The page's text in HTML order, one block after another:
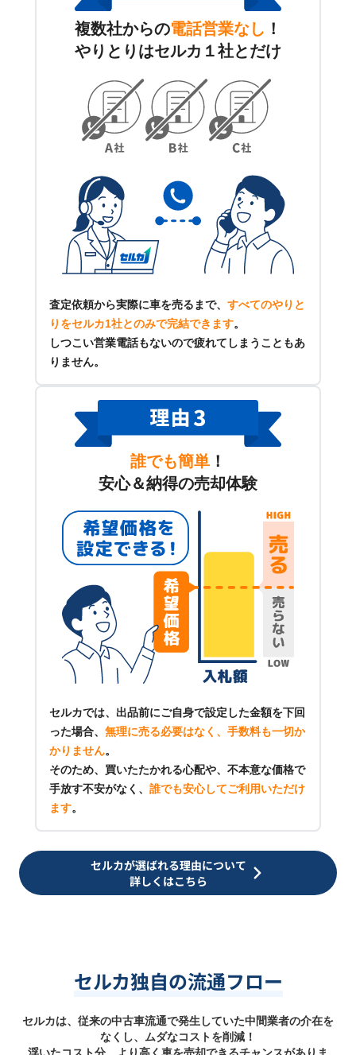
複数社からの電話営業なし ！
やりとりはセルカ１社とだけ
査定依頼から実際に車を売るまで、 すべてのやりと
りをセルカ1社とのみで完結できます。
しつこい営業電話もないので疲れてしまうこともあ
りません。
誰でも簡単 ！
安心＆納得の売却体験
セルカでは、出品前にご自身で設定した金額を下回
った場合、 無理に売る必要はなく、手数料も一切か
かりません。
そのため、買いたたかれる心配や、不本意な価格で
手放す不安がなく、 誰でも安心してご利用いただけ
ます。
セルカが選ばれる理由について
詳しくはこちら
セルカ独自の流通フロー
セルカは、従来の中古車流通で発生していた中間業者の介在を
なくし、ムダなコストを削減！